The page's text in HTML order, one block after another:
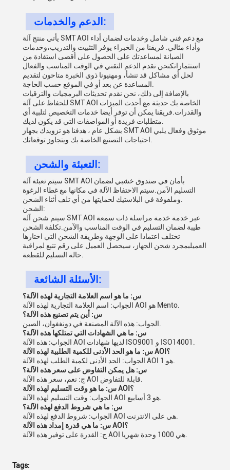
الدعم والخدمات:
يأتي منتج آلة SMT AOI مع دعم فني شامل وخدمات لضمان أداء
وأداء مثالي. فريقنا من الخبراء يوفر التثبيت والتدريب،وخدمات
الصيانة لمساعدتك على الحصول على أقصى استفادة من
استثماراتكنحن نقدم الدعم التقني في الوقت المناسب والفعال
لحل أي مشاكل قد تنشأ، ومهنيونا ذوي الخبرة متاحون لتقديم
بالإضافة إلى ذلك، نحن نقدم تحديثات البرمجيات والترقيات
للحفاظ على آلة SMT AOI الخاصة بك حديثة مع أحدث الميزات
والقدرات.فريقنا يمكن أن توفر أيضا خدمات التخصيص لتلبية أي
بشكل عام ، هدفنا هو تزويدك بجهاز SMT AOI موثوق وفعال يلبي
التعبئة والشحن:
سيتم تعبئة آلة SMT AOI بأمان في صندوق خشبي لضمان
التسليم الآمن.سيتم الاحتفاظ الآلة في مكانها مع غطاء الرغوة
الشحن:
سيتم شحن آلة SMT AOI عبر خدمة خدمة مراسلة ذات سمعة
طيبة لضمان التسليم في الوقت المناسب والآمن.تكلفة الشحن
تختلف اعتمادا على الوجهة وطريقة الشحن التي اختارها
العميلبمجرد شحن الجهاز، سيحصل العميل على رقم تتبع لمراقبة
الأسئلة الشائعة:
س: ما هو اسم العلامة التجارية لهذه الآلة؟
الجواب: اسم العلامة التجارية لهذه الآلة AOI هو Mento.
س: أين يتم تصنيع هذه الآلة؟
س: ما هي الشهادات التي تمتلكها هذه الآلة؟
الجواب: هذه الآلة AOI لديها شهادات ISO9001 و ISO14001.
س: ما هو الحد الأدنى للكمية الطلبية لهذه الآلة AOI؟
س: هل يمكن التفاوض على سعر هذه الآلة؟
س: ما هو وقت التسليم لهذه الآلة AOI؟
س: ما هي شروط الدفع لهذه الآلة؟
س: ما هي قدرة إمداد هذه الآلة AOI؟
Tags: